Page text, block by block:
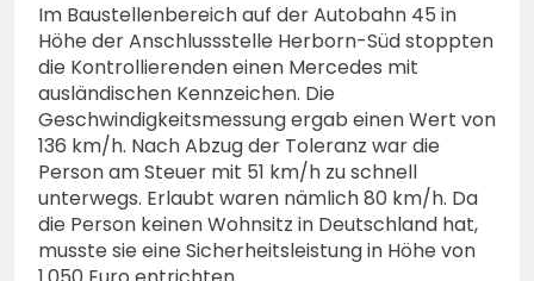
Im Baustellenbereich auf der Autobahn 45 in
Höhe der Anschlussstelle Herborn-Süd stoppten
die Kontrollierenden einen Mercedes mit
ausländischen Kennzeichen. Die
Geschwindigkeitsmessung ergab einen Wert von
136 km/h. Nach Abzug der Toleranz war die
Person am Steuer mit 51 km/h zu schnell
unterwegs. Erlaubt waren nämlich 80 km/h. Da
die Person keinen Wohnsitz in Deutschland hat,
musste sie eine Sicherheitsleistung in Höhe von